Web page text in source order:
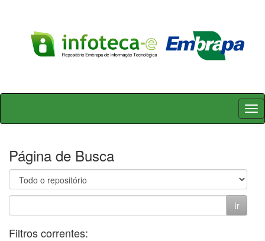
Skip
Página de Busca
Filtros correntes: